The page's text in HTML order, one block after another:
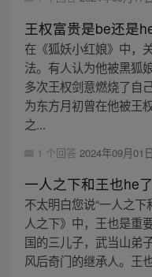
王权富贵是be还是
在《狐妖小红娘》中，
法。有人认为他被黑狐
多次王权剑意燃烧了自
为东方月初曾在他被王
之...
1 个回答 2024年09月01
一人之下和王也he了
不太明白您说“一人之
人之下》中，王也是重
国的三儿子，武当山弟
风后奇门的继承人。王